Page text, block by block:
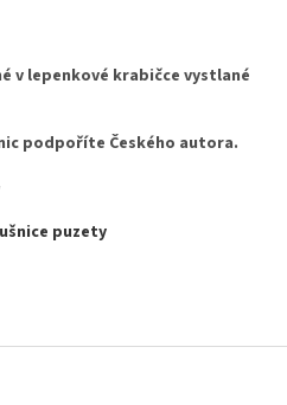
v lepenkové krabičce vystlané
podpoříte Českého autora.
puzety